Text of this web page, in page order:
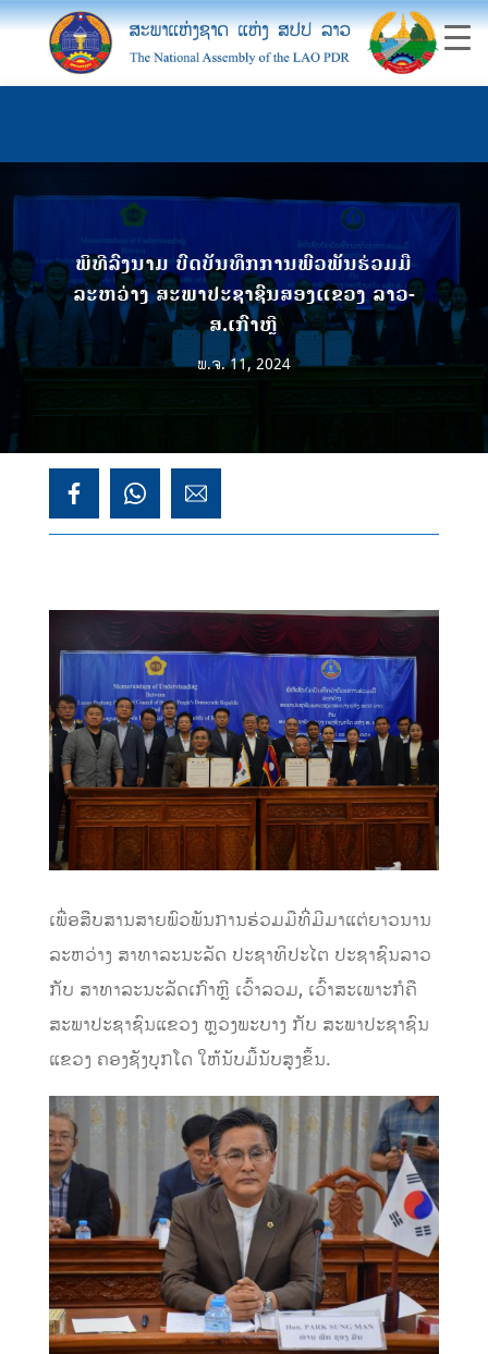
ພິທີລົງນາມ ບົດບັນທຶກການພົວພັນຮ່ວມມື
ລະຫວ່າງ ສະພາປະຊາຊົນສອງແຂວງ ລາວ-
ສ.ເກົາຫຼີ
ພ.ຈ. 11, 2024
ເພື່ອສືບສານສາຍພົວພັນການຮ່ວມມືທີ່ມີມາແຕ່ຍາວນານ
ລະຫວ່າງ ສາທາລະນະລັດ ປະຊາທິປະໄຕ ປະຊາຊົນລາວ
ກັບ ສາທາລະນະລັດເກົາຫຼີ ເວົ້າລວມ, ເວົ້າສະເພາະກໍຄື
ສະພາປະຊາຊົນແຂວງ ຫຼວງພະບາງ ກັບ ສະພາປະຊາຊົນ
ແຂວງ ຄອງຊັງບຸກໂດ ໃຫ້ນັບມື້ນັບສູງຂຶ້ນ.